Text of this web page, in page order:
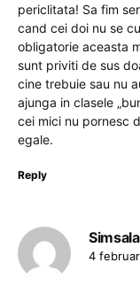
periclitata! Sa fim
cand cei doi nu se
obligatorie aceasta
sunt priviti de sus
cine trebuie sau nu
ajunga in clasele
cei mici nu pornesc
egale.
Reply
Simsala
4